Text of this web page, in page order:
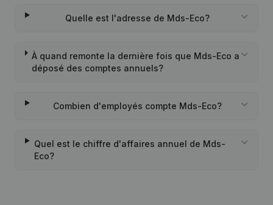
Quelle est l'adresse de Mds-Eco?
À quand remonte la dernière fois que Mds-Eco a
déposé des comptes annuels?
Combien d'employés compte Mds-Eco?
Quel est le chiffre d'affaires annuel de Mds-
Eco?